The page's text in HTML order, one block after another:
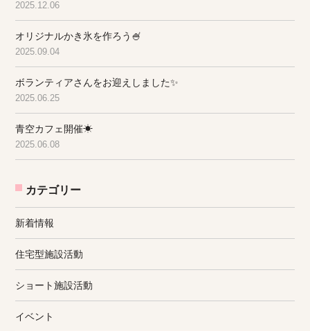
2025.12.06
オリジナルかき氷を作ろう🍧
2025.09.04
ボランティアさんをお迎えしました✨
2025.06.25
青空カフェ開催☀
2025.06.08
カテゴリー
新着情報
住宅型施設活動
ショート施設活動
イベント